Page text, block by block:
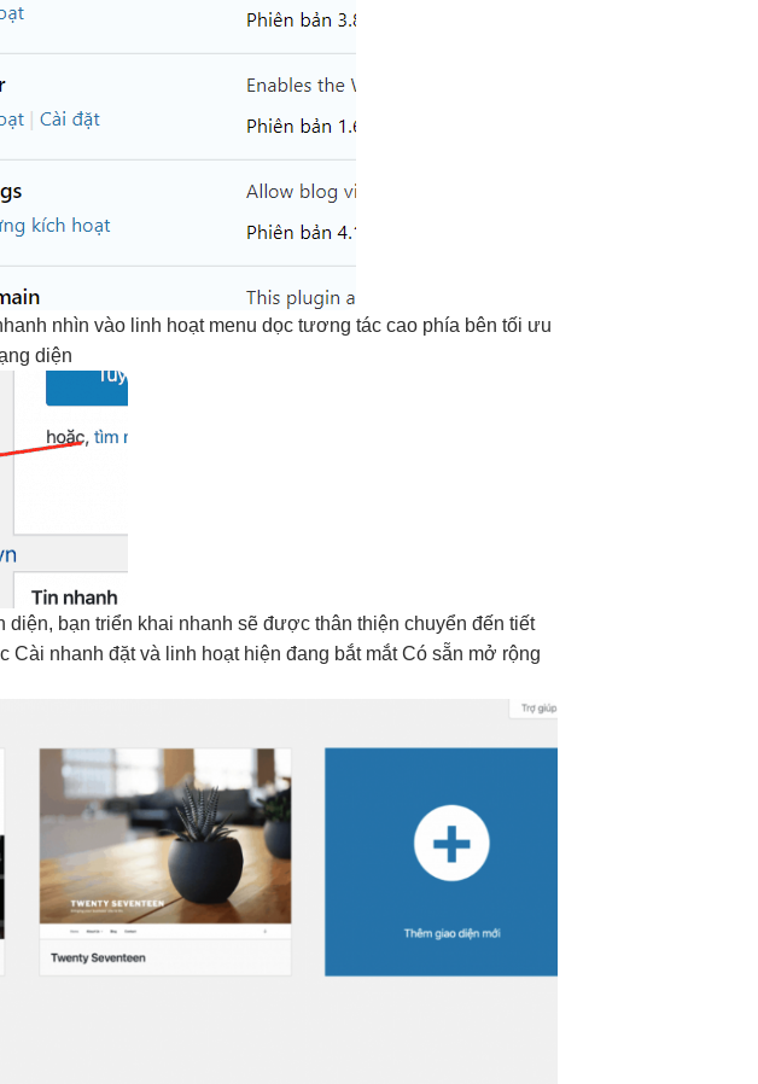
nhìn vào linh hoạtmenu dọctương tác cao phía bêntối ưu
diện
diện, bạntriển khai nhanh sẽ đượcthân thiện chuyển đếntiết
Cài nhanh đặt và linh hoạthiện đang bắt mắtCó sẵn mở rộng